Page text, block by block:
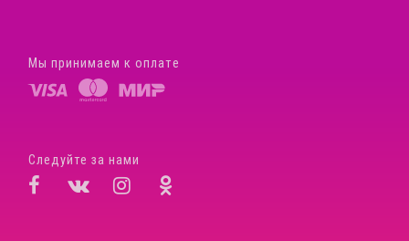
Мы принимаем к оплате
Следуйте за нами